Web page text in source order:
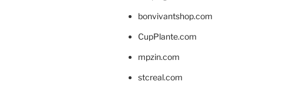
bonvivantshop.com
CupPlante.com
mpzin.com
stcreal.com